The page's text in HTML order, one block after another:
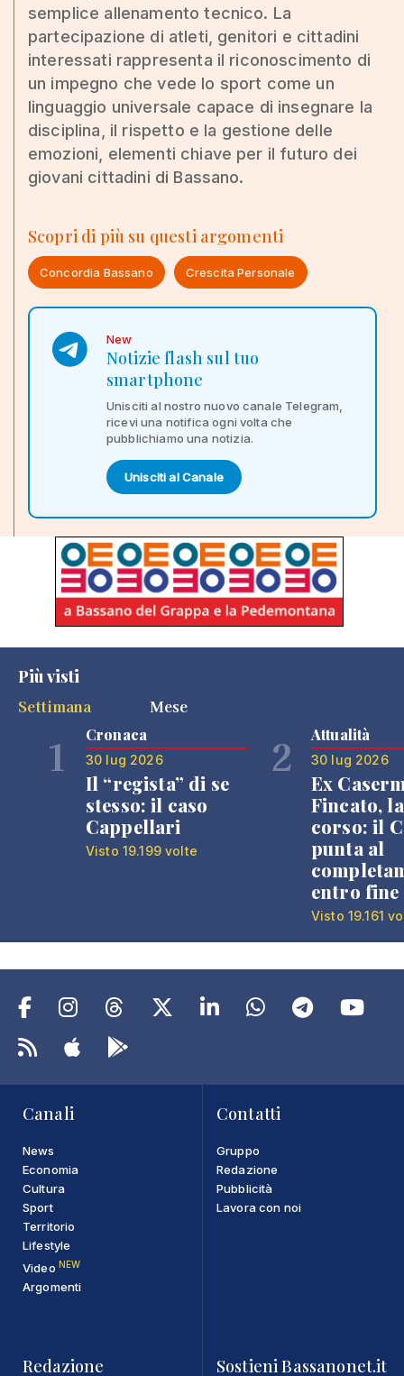
semplice allenamento tecnico. La
partecipazione di atleti, genitori e cittadini
interessati rappresenta il riconoscimento di
un impegno che vede lo sport come un
linguaggio universale capace di insegnare la
disciplina, il rispetto e la gestione delle
emozioni, elementi chiave per il futuro dei
giovani cittadini di Bassano.
Scopri di più su questi argomenti
Concordia Bassano Crescita Personale
New
Notizie flash sul tuo
smartphone
Unisciti al nostro nuovo canale Telegram,
ricevi una notifica ogni volta che
pubblichiamo una notizia.
Unisciti al Canale
Più visti
Settimana
Mese
1 Cronaca
30 lug 2026
Il “regista” di se
stesso: il caso
Cappellari
Visto 19.199 volte
2 Attualità
30 lug 2026
Ex
Fincato,
corso: il
punta al
entro fine
Visto 19.161
Canali
News
Economia
Cultura
Sport
Territorio
Lifestyle
Video NEW
Argomenti
Contatti
Gruppo
Redazione
Pubblicità
Lavora con noi
Redazione Sostieni Bassanonet.it